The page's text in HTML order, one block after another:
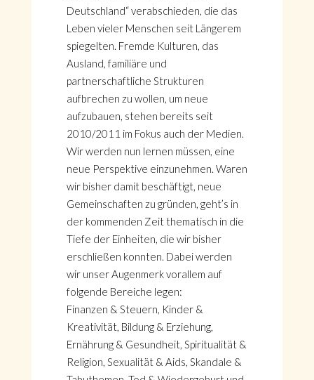
Deutschland“ verabschieden, die das
Leben vieler Menschen seit Längerem
spiegelten. Fremde Kulturen, das
Ausland, familiäre und
partnerschaftliche Strukturen
aufbrechen zu wollen, um neue
aufzubauen, stehen bereits seit
2010/2011 im Fokus auch der Medien.
Wir werden nun lernen müssen, eine
neue Perspektive einzunehmen. Waren
wir bisher damit beschäftigt, neue
Gemeinschaften zu gründen, geht’s in
der kommenden Zeit thematisch in die
Tiefe der Einheiten, die wir bisher
erschließen konnten. Dabei werden
wir unser Augenmerk vorallem auf
folgende Bereiche legen:
Finanzen & Steuern, Kinder &
Kreativität, Bildung & Erziehung,
Ernährung & Gesundheit, Spiritualität &
Religion, Sexualität & Aids, Skandale &